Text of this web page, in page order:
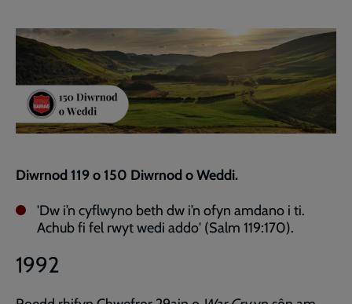
Diwrnod 119 o 150 Diwrnod o Weddi.
'Dw i’n cyflwyno beth dw i’n ofyn amdano i ti.
Achub fi fel rwyt wedi addo' (Salm 119:170).
1992